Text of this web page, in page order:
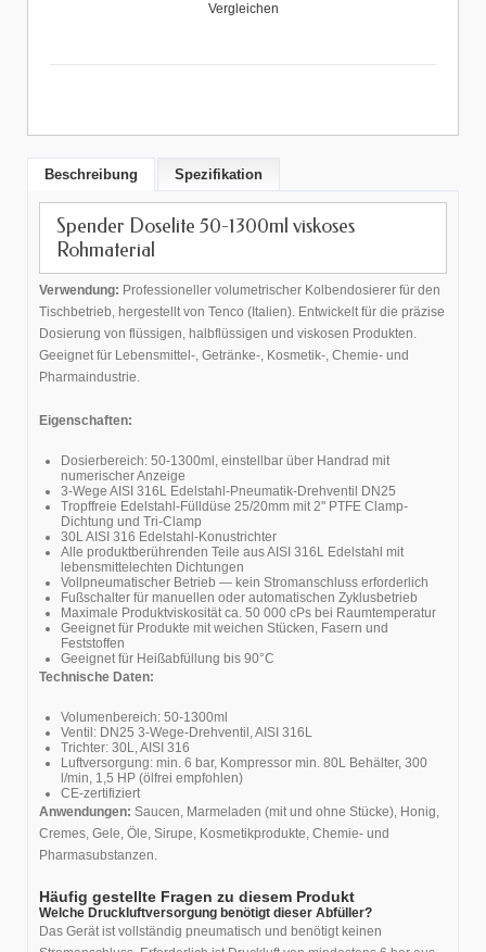
Vergleichen
Beschreibung Spezifikation
Spender Doselite 50-1300ml viskoses
Rohmaterial
Verwendung: Professioneller volumetrischer Kolbendosierer für den
Tischbetrieb, hergestellt von Tenco (Italien). Entwickelt für die präzise
Dosierung von flüssigen, halbflüssigen und viskosen Produkten.
Geeignet für Lebensmittel-, Getränke-, Kosmetik-, Chemie- und
Pharmaindustrie.
Eigenschaften:
Dosierbereich: 50-1300ml, einstellbar über Handrad mit
numerischer Anzeige
3-Wege AISI 316L Edelstahl-Pneumatik-Drehventil DN25
Tropffreie Edelstahl-Fülldüse 25/20mm mit 2" PTFE Clamp-
Dichtung und Tri-Clamp
30L AISI 316 Edelstahl-Konustrichter
Alle produktberührenden Teile aus AISI 316L Edelstahl mit
lebensmittelechten Dichtungen
Vollpneumatischer Betrieb — kein Stromanschluss erforderlich
Fußschalter für manuellen oder automatischen Zyklusbetrieb
Maximale Produktviskosität ca. 50 000 cPs bei Raumtemperatur
Geeignet für Produkte mit weichen Stücken, Fasern und
Feststoffen
Geeignet für Heißabfüllung bis 90°C
Technische Daten:
Volumenbereich: 50-1300ml
Ventil: DN25 3-Wege-Drehventil, AISI 316L
Trichter: 30L, AISI 316
Luftversorgung: min. 6 bar, Kompressor min. 80L Behälter, 300
l/min, 1,5 HP (ölfrei empfohlen)
CE-zertifiziert
Anwendungen: Saucen, Marmeladen (mit und ohne Stücke), Honig,
Cremes, Gele, Öle, Sirupe, Kosmetikprodukte, Chemie- und
Pharmasubstanzen.
Häufig gestellte Fragen zu diesem Produkt
Welche Druckluftversorgung benötigt dieser Abfüller?
Das Gerät ist vollständig pneumatisch und benötigt keinen